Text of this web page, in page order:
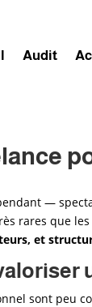
Audit
—
rares que
et
sont peu